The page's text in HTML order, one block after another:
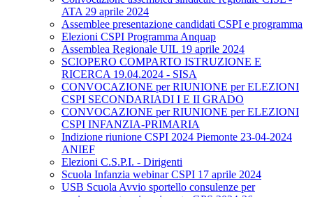
ATA 29 aprile 2024
Assemblee presentazione candidati CSPI e programma
Elezioni CSPI Programma Anquap
Assemblea Regionale UIL 19 aprile 2024
SCIOPERO COMPARTO ISTRUZIONE E
RICERCA 19.04.2024 - SISA
CONVOCAZIONE per RIUNIONE per ELEZIONI
CSPI SECONDARIADI I E II GRADO
CONVOCAZIONE per RIUNIONE per ELEZIONI
CSPI INFANZIA-PRIMARIA
Indizione riunione CSPI 2024 Piemonte 23-04-2024
ANIEF
Elezioni C.S.P.I. - Dirigenti
Scuola Infanzia webinar CSPI 17 aprile 2024
USB Scuola Avvio sportello consulenze per